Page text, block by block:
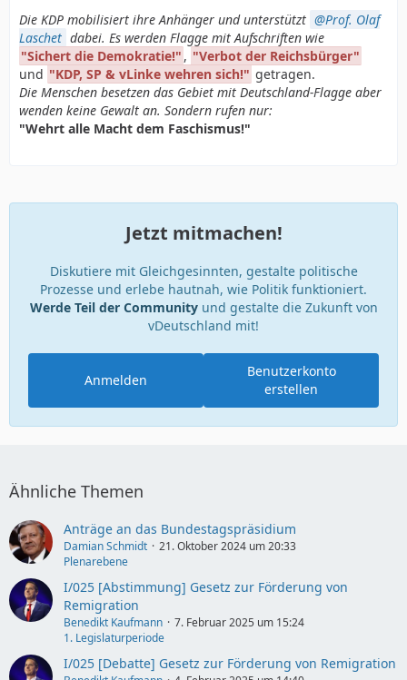
Die KDP mobilisiert ihre Anhänger und unterstützt
Prof. Olaf
Laschet dabei. Es werden Flagge mit Aufschriften wie
"Sichert die Demokratie!" , "Verbot der Reichsbürger"
und "KDP, SP & vLinke wehren sich!" getragen.
Die Menschen besetzen das Gebiet mit Deutschland-Flagge aber
wenden keine Gewalt an. Sondern rufen nur:
"Wehrt alle Macht dem Faschismus!"
Jetzt mitmachen!
Diskutiere mit Gleichgesinnten, gestalte politische
Prozesse und erlebe hautnah, wie Politik funktioniert.
Werde Teil der Communityund gestalte die Zukunft von
vDeutschland mit!
Benutzerkonto
erstellen
Anmelden
Ähnliche Themen
Anträge an das Bundestagspräsidium
Damian Schmidt
21. Oktober 2024 um 20:33
Plenarebene
I/025 [Abstimmung] Gesetz zur Förderung von
Remigration
Benedikt Kaufmann
7. Februar 2025 um 15:24
1. Legislaturperiode
I/025 [Debatte] Gesetz zur Förderung von Remigration